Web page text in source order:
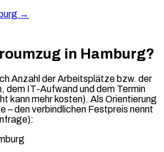
→
in Hamburg?
Anzahl der Arbeitsplätze bzw. der
dem IT-Aufwand und dem Termin
kann mehr kosten). Als Orientierung
– den verbindlichen Festpreis nennt